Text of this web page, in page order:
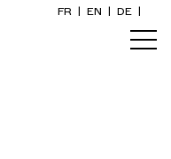
FR EN DE